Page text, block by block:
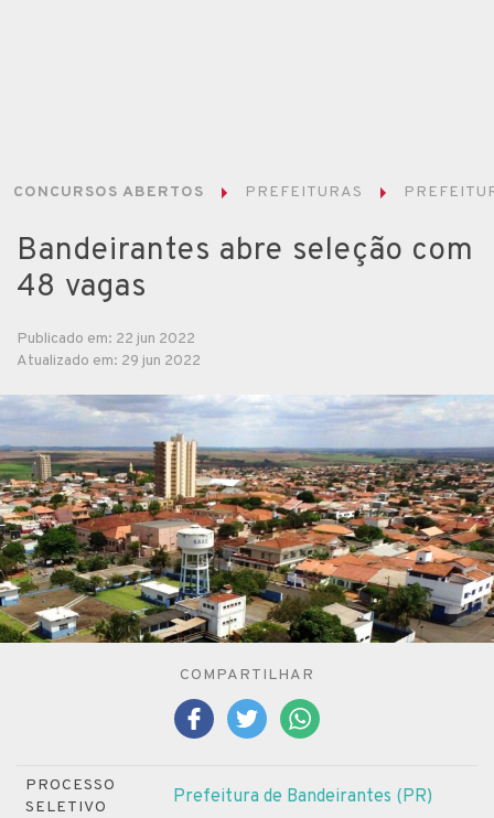
CONCURSOS ABERTOS PREFEITURAS
Bandeirantes abre seleção com
48 vagas
Publicado em: 22 jun 2022
Atualizado em: 29 jun 2022
COMPARTILHAR
PROCESSO
SELETIVO
Prefeitura de Bandeirantes (PR)